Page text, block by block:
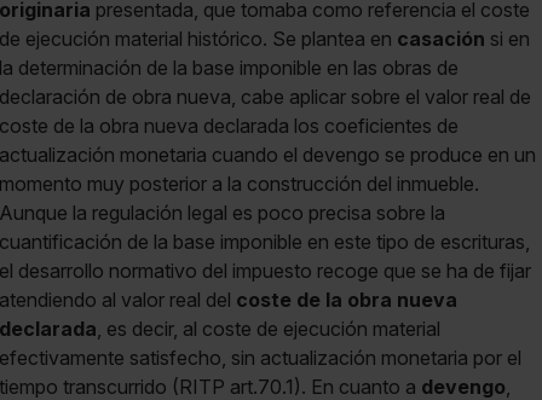
originaria presentada, que tomaba como referencia el coste
de ejecución material histórico. Se plantea en casación si en
la determinación de la base imponible en las obras de
declaración de obra nueva, cabe aplicar sobre el valor real de
coste de la obra nueva declarada los coeficientes de
actualización monetaria cuando el devengo se produce en un
momento muy posterior a la construcción del inmueble.
Aunque la regulación legal es poco precisa sobre la
cuantificación de la base imponible en este tipo de escrituras,
el desarrollo normativo del impuesto recoge que se ha de fijar
atendiendo al valor real del coste de la obra nueva
declarada, es decir, al coste de ejecución material
efectivamente satisfecho, sin actualización monetaria por el
tiempo transcurrido (RITP art.70.1). En cuanto a devengo,